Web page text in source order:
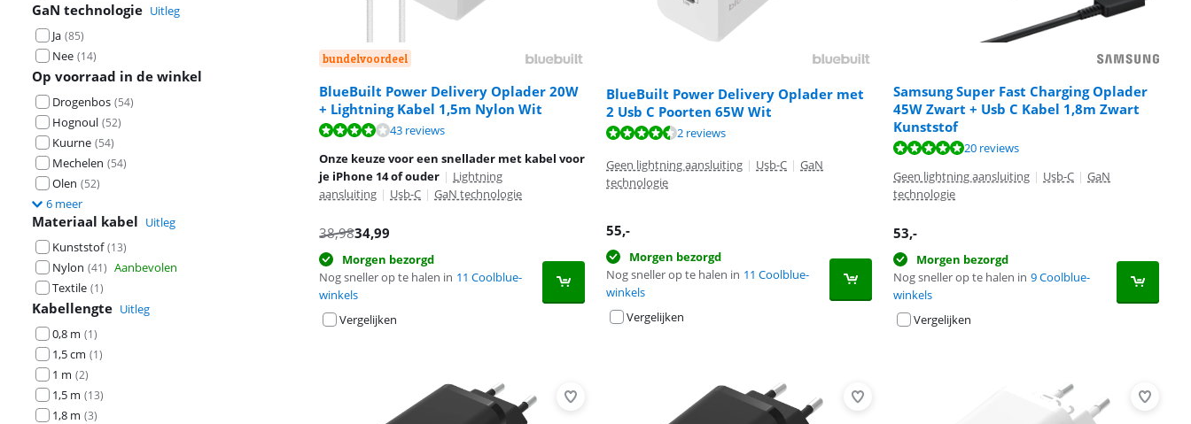
GaN technologie Uitleg
Ja (85)
Nee (14)
Op voorraad in de winkel
Drogenbos (54)
Hognoul (52)
Kuurne (54)
Mechelen (54)
Olen (52)
6 meer
Materiaal kabel Uitleg
Kunststof (13)
Nylon (41) Aanbevolen
Textile (1)
Kabellengte Uitleg
0,8 m (1)
1,5 cm (1)
1 m (2)
1,5 m (13)
1,8 m (3)
bundelvoordeel
BlueBuilt Power Delivery Oplader 20W
+ Lightning Kabel 1,5m Nylon Wit
Beoordeling is 7,5 van de 10, gebaseerd op 43 reviews.
43 reviews
Onze keuze voor een snellader met kabel voor
je iPhone 14 of ouder | Lightning
aansluiting | Usb-C | GaN technologie
38,9834,99
Morgen bezorgd
Nog sneller op te halen in 11 Coolblue-
winkels
Vergelijken
BlueBuilt Power Delivery Oplader met
2 Usb C Poorten 65W Wit
Beoordeling is 9,0 van de 10, gebaseerd op 2 reviews.
2 reviews
Geen lightning aansluiting | Usb-C | GaN
technologie
55,-
Morgen bezorgd
Nog sneller op te halen in 11 Coolblue-
winkels
Vergelijken
Samsung Super Fast Charging Oplader
45W Zwart + Usb C Kabel 1,8m Zwart
Kunststof
20 reviews
Geen lightning aansluiting | Usb-C | GaN
technologie
53,-
Morgen bezorgd
Nog sneller op te halen in 9 Coolblue-
winkels
Vergelijken